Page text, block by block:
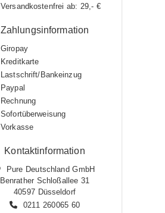
Versandkostenfrei ab: 29,- €
Zahlungsinformation
Giropay
Kreditkarte
Lastschrift/Bankeinzug
Paypal
Rechnung
Sofortüberweisung
Vorkasse
Kontaktinformation
Pure Deutschland GmbH
Benrather Schloßallee 31
40597 Düsseldorf
0211 260065 60